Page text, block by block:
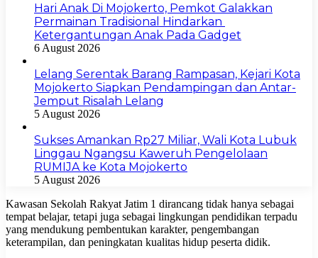
Hari Anak Di Mojokerto, Pemkot Galakkan
Permainan Tradisional Hindarkan
Ketergantungan Anak Pada Gadget
6 August 2026
Lelang Serentak Barang Rampasan, Kejari Kota
Mojokerto Siapkan Pendampingan dan Antar-
Jemput Risalah Lelang
5 August 2026
Sukses Amankan Rp27 Miliar, Wali Kota Lubuk
Linggau Ngangsu Kaweruh Pengelolaan
RUMIJA ke Kota Mojokerto
5 August 2026
Kawasan Sekolah Rakyat Jatim 1 dirancang tidak hanya sebagai
tempat belajar, tetapi juga sebagai lingkungan pendidikan terpadu
yang mendukung pembentukan karakter, pengembangan
keterampilan, dan peningkatan kualitas hidup peserta didik.